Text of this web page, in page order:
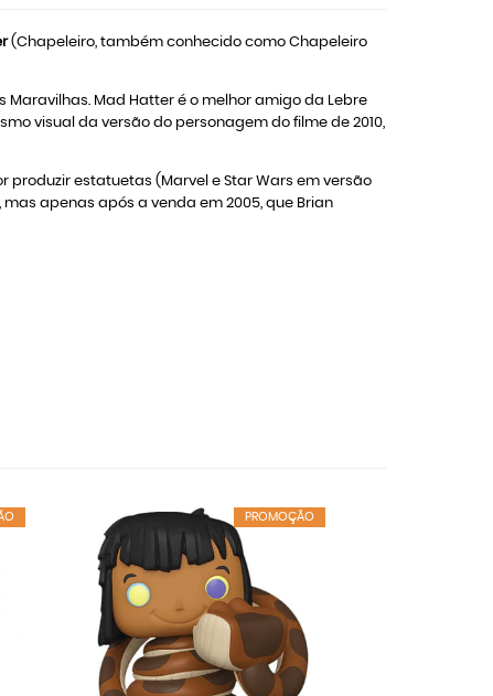
(Chapeleiro, também conhecido como Chapeleiro
Mad Hatter é o melhor amigo da Lebre
visual da versão do personagem do filme de 2010,
estatuetas (Marvel e Star Wars em versão
mas apenas após a venda em 2005, que Brian
PROMOÇÃO